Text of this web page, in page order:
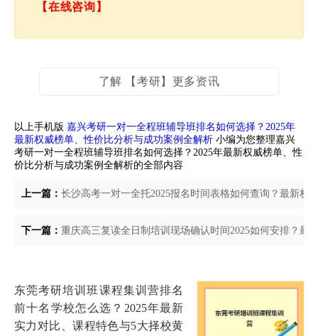
【在线咨询】
了解 【考研】更多资讯
以上手机版 嘉兴考研一对一全程班辅导班排名如何选择？2025年
最新权威榜单、性价比分析与成功案例全解析 小编为您整理嘉兴
考研一对一全程班辅导班排名如何选择？2025年最新权威榜单、性
价比分析与成功案例全解析的全部内容
上一篇： 长沙高考一对一全托2025报名时间表格如何查询？最新权
下一篇： 重庆高三复读全日制培训现场确认时间2025如何安排？最
东莞考研培训班课程集训营排名
前十名学校怎么选？2025年最新
实力对比、课程特色与5大择校黄